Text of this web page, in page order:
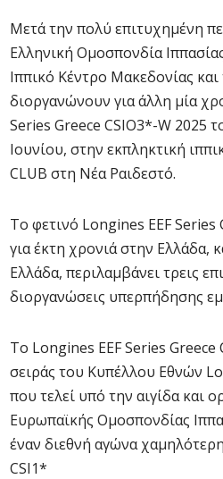
Μετά την πολύ επιτυχημένη
Ελληνική Ομοσπονδία
Ιππικό Κέντρο Μακεδονίας και
διοργανώνουν για άλλη μία
Series Greece CSIO3*-W 2025
Ιουνίου, στην εκπληκτική
CLUB στη Νέα Ραιδεστό.
Το φετινό Longines EEF Series
για έκτη χρονιά στην Ελλάδα,
Ελλάδα, περιλαμβάνει τρεις
διοργανώσεις υπερπήδησης
Το Longines EEF Series Greece
σειράς του Κυπέλλου Εθνών
που τελεί υπό την αιγίδα και
Ευρωπαϊκής Ομοσπονδίας
έναν διεθνή αγώνα
CSI1*